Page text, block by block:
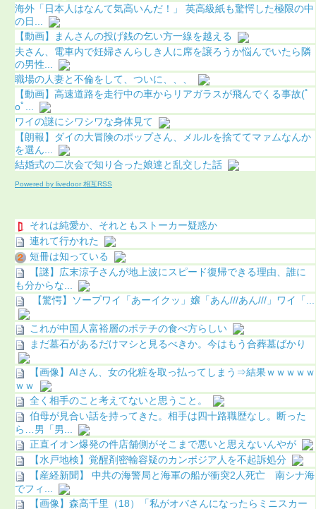
海外「日本人はなんて気高いんだ！」 英高級紙も驚愕した極限の中
の日...
【動画】まんさんの投げ銭の乞い方一線を越える
夫さん、電車内で妊婦さんらしき人に席を譲ろうか悩んでいたら隣
の男性...
職場の人妻と不倫をして、ついに、、、
【動画】高速道路を走行中の車からリアガラスが飛んでくる事故(ﾟ
oﾟ...
ワイの謎にシワシワな身体見て
【朗報】ダイの大冒険のポップさん、メルルを捨ててマァムなんか
を選ん...
結婚式の二次会で知り合った娘達と乱交した話
Powered by livedoor 相互RSS
それは純愛か、それともストーカー疑惑か
連れて行かれた
短冊は知っている
【謎】広末涼子さんが地上波にスピード復帰できる理由、誰に
も分からな...
【驚愕】ソープワイ「あーイクッ」嬢「あん///あん///」ワイ「...
これが中国人富裕層のポテチの食べ方らしい
まだ墓石があるだけマシと見るべきか。今はもう合葬墓ばかり
【画像】AIさん、女の化粧を取っ払ってしまう⇒結果ｗｗｗｗｗ
ｗｗ
全く相手のこと考えてないと思うこと。
伯母が見合い話を持ってきた。相手は四十路職歴なし。断った
ら…男「男...
正直イオン爆発の件店舗側がそこまで悪いと思えないんやが
【水戸地検】覚醒剤密輸容疑のカンボジア人を不起訴処分
【産経新聞】 中共の海警局と海軍の船が衝突2人死亡 南シナ海
でフィ...
【画像】森高千里（18）「私がオバさんになったらミニスカー